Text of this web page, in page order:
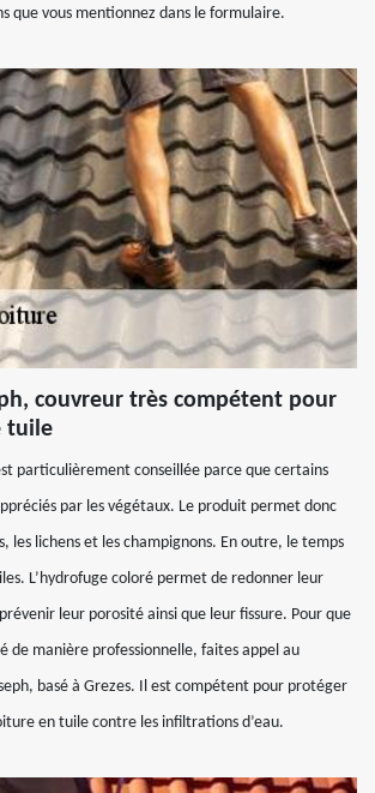
que vous mentionnez dans le formulaire.
couvreur très compétent pour
tuile
particulièrement conseillée parce que certains
par les végétaux. Le produit permet donc
les lichens et les champignons. En outre, le temps
L’hydrofuge coloré permet de redonner leur
leur porosité ainsi que leur fissure. Pour que
de manière professionnelle, faites appel au
basé à Grezes. Il est compétent pour protéger
en tuile contre les infiltrations d’eau.